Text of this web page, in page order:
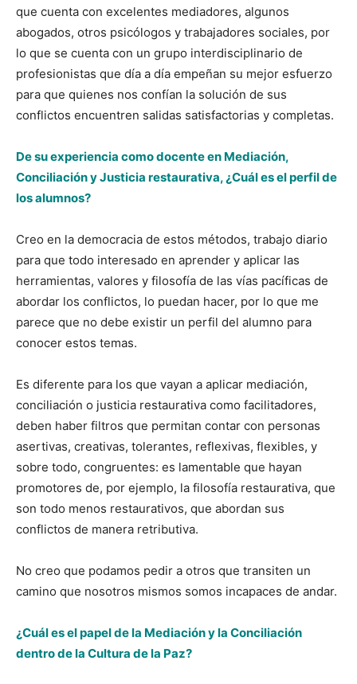
que cuenta con excelentes mediadores, algunos
abogados, otros psicólogos y trabajadores sociales, por
lo que se cuenta con un grupo interdisciplinario de
profesionistas que día a día empeñan su mejor esfuerzo
para que quienes nos confían la solución de sus
conflictos encuentren salidas satisfactorias y completas.
De su experiencia como docente en Mediación,
Conciliación y Justicia restaurativa, ¿Cuál es el perfil de
los alumnos?
Creo en la democracia de estos métodos, trabajo diario
para que todo interesado en aprender y aplicar las
herramientas, valores y filosofía de las vías pacíficas de
abordar los conflictos, lo puedan hacer, por lo que me
parece que no debe existir un perfil del alumno para
conocer estos temas.
Es diferente para los que vayan a aplicar mediación,
conciliación o justicia restaurativa como facilitadores,
deben haber filtros que permitan contar con personas
asertivas, creativas, tolerantes, reflexivas, flexibles, y
sobre todo, congruentes: es lamentable que hayan
promotores de, por ejemplo, la filosofía restaurativa, que
son todo menos restaurativos, que abordan sus
conflictos de manera retributiva.
No creo que podamos pedir a otros que transiten un
camino que nosotros mismos somos incapaces de andar.
¿Cuál es el papel de la Mediación y la Conciliación
dentro de la Cultura de la Paz?